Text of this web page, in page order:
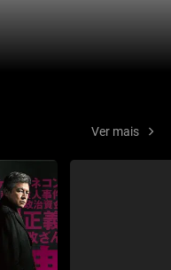
Ver mais